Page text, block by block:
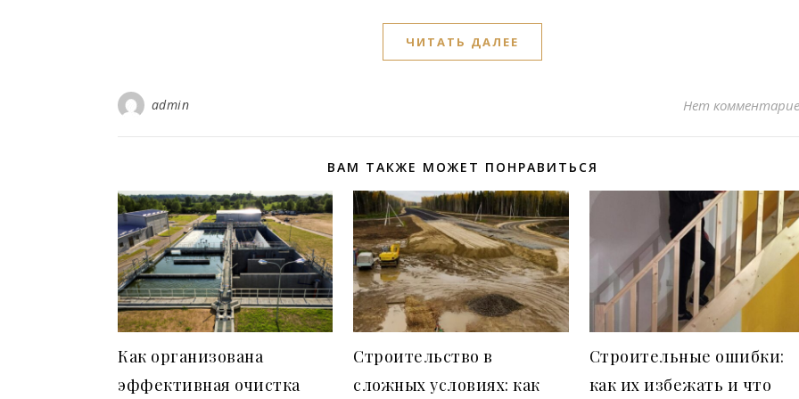
ЧИТАТЬ ДАЛЕЕ
admin Нет
ВАМ ТАКЖЕ МОЖЕТ ПОНРАВИТЬСЯ
Как организована
эффективная очистка
Строительство в
сложных условиях: как
Строительные ошибки:
как их избежать и что